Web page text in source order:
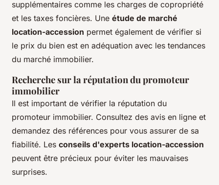
supplémentaires comme les charges de copropriété
et les taxes foncières. Une étude de marché
location-accession permet également de vérifier si
le prix du bien est en adéquation avec les tendances
du marché immobilier.
Recherche sur la réputation du promoteur
immobilier
Il est important de vérifier la réputation du
promoteur immobilier. Consultez des avis en ligne et
demandez des références pour vous assurer de sa
fiabilité. Les conseils d'experts location-accession
peuvent être précieux pour éviter les mauvaises
surprises.